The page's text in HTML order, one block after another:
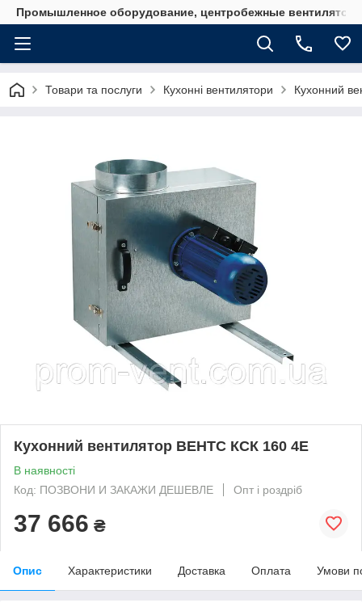
Промышленное оборудование, центробежные
Товари та послуги Кухонні вентилятори Кухонний
Кухонний вентилятор ВЕНТС КСК 160 4Е
В наявності
Код: ПОЗВОНИ И ЗАКАЖИ ДЕШЕВЛЕ
Опт і роздріб
37 666 ₴
Опис Характеристики Доставка Оплата Умови